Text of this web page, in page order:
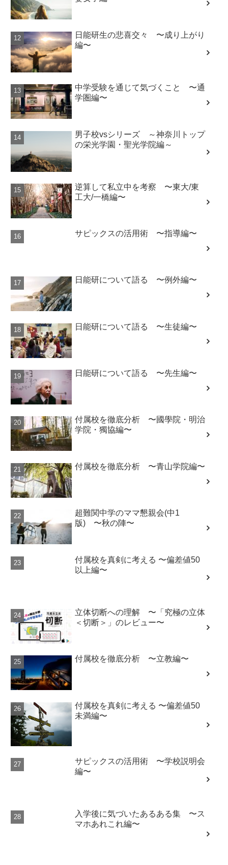
日能研生の悲喜交々 〜成り上がり
編〜
中学受験を通じて気づくこと 〜通
学圏編〜
男子校vsシリーズ ～神奈川トップ
の栄光学園・聖光学院編～
逆算して私立中を考察 〜東大/東
工大/一橋編〜
サピックスの活用術 〜指導編〜
日能研について語る 〜例外編〜
日能研について語る 〜生徒編〜
日能研について語る 〜先生編〜
付属校を徹底分析 〜國學院・明治
学院・獨協編〜
付属校を徹底分析 〜青山学院編〜
超難関中学のママ懇親会(中1
版) 〜秋の陣〜
付属校を真剣に考える 〜偏差値50
以上編〜
立体切断への理解 〜「究極の立体
＜切断＞」のレビュー〜
付属校を徹底分析 〜立教編〜
付属校を真剣に考える 〜偏差値50
未満編〜
サピックスの活用術 〜学校説明会
編〜
入学後に気づいたあるある集 〜ス
マホあれこれ編〜